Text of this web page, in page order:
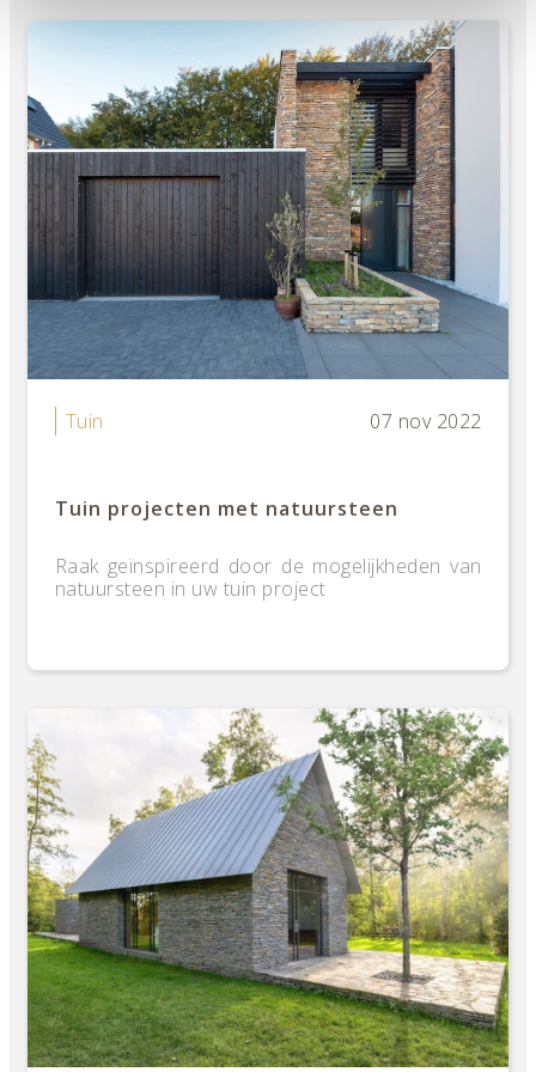
Tuin 07 nov 2022
Tuin projecten met natuursteen
Raak geïnspireerd door de mogelijkheden van
natuursteen in uw tuin project